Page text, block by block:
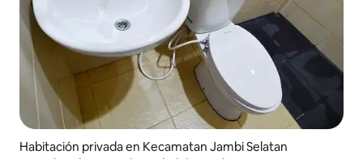
Habitación privada en Kecamatan Jambi Selatan